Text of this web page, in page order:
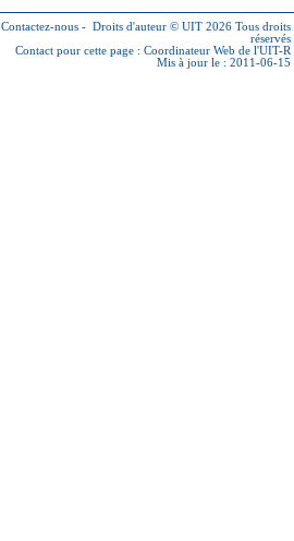
Contactez-nous - Droits d'auteur © UIT 2026 Tous droits
réservés
Contact pour cette page : Coordinateur Web de l'UIT-R
Mis à jour le : 2011-06-15